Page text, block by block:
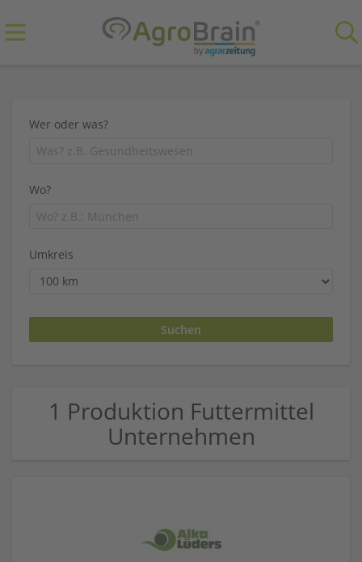
Wer oder was?
Wo?
Umkreis
1 Produktion Futtermittel
Unternehmen